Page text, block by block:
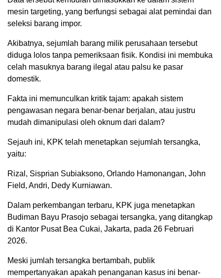
mesin targeting, yang berfungsi sebagai alat pemindai dan
seleksi barang impor.
Akibatnya, sejumlah barang milik perusahaan tersebut
diduga lolos tanpa pemeriksaan fisik. Kondisi ini membuka
celah masuknya barang ilegal atau palsu ke pasar
domestik.
Fakta ini memunculkan kritik tajam: apakah sistem
pengawasan negara benar-benar berjalan, atau justru
mudah dimanipulasi oleh oknum dari dalam?
Sejauh ini, KPK telah menetapkan sejumlah tersangka,
yaitu:
Rizal, Sisprian Subiaksono, Orlando Hamonangan, John
Field, Andri, Dedy Kurniawan.
Dalam perkembangan terbaru, KPK juga menetapkan
Budiman Bayu Prasojo sebagai tersangka, yang ditangkap
di Kantor Pusat Bea Cukai, Jakarta, pada 26 Februari
2026.
Meski jumlah tersangka bertambah, publik
mempertanyakan apakah penanganan kasus ini benar-